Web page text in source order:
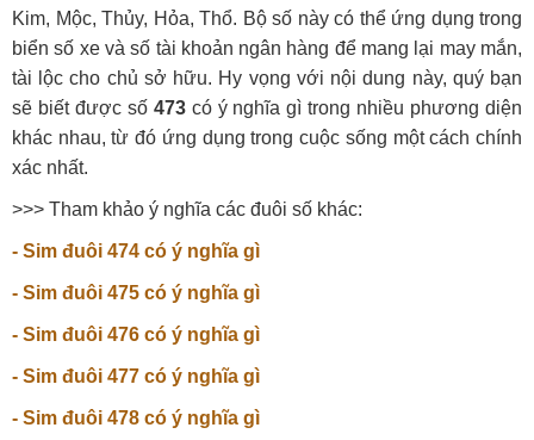
Kim, Mộc, Thủy, Hỏa, Thổ. Bộ số này có thể ứng dụng trong
biển số xe và số tài khoản ngân hàng để mang lại may mắn,
tài lộc cho chủ sở hữu. Hy vọng với nội dung này, quý bạn
sẽ biết được số 473có ý nghĩa gì trong nhiều phương diện
khác nhau, từ đó ứng dụng trong cuộc sống một cách chính
xác nhất.
>>> Tham khảo ý nghĩa các đuôi số khác:
- Sim đuôi 474 có ý nghĩa gì
- Sim đuôi 475 có ý nghĩa gì
- Sim đuôi 476 có ý nghĩa gì
- Sim đuôi 477 có ý nghĩa gì
- Sim đuôi 478 có ý nghĩa gì